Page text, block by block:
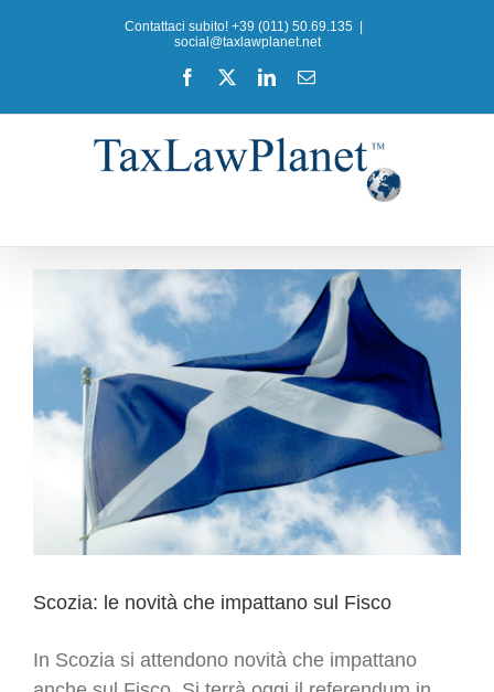
Contattaci subito! +39 (011) 50.69.135
social@taxlawplanet.net
Facebook LinkedInEmail
Scozia: le novità che impattano sul Fisco
In Scozia si attendono novità che impattano